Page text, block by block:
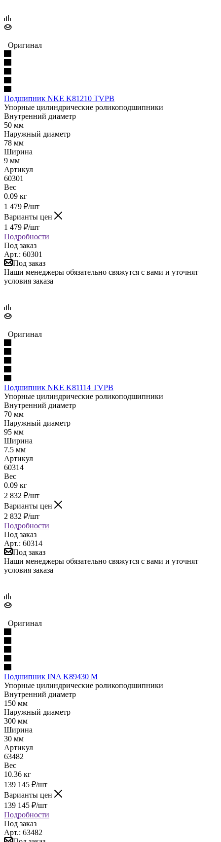
Оригинал
Подшипник NKE K81210 TVPB
Упорные цилиндрические роликоподшипники
Внутренний диаметр
50 мм
Наружный диаметр
78 мм
Ширина
9 мм
Артикул
60301
Вес
0.09 кг
1 479 ₽/шт
Варианты цен
1 479 ₽/шт
Подробности
Под заказ
Арт.: 60301
Под заказ
Наши менеджеры обязательно свяжутся с вами и уточнят
условия заказа
Оригинал
Подшипник NKE K81114 TVPB
Упорные цилиндрические роликоподшипники
Внутренний диаметр
70 мм
Наружный диаметр
95 мм
Ширина
7.5 мм
Артикул
60314
Вес
0.09 кг
2 832 ₽/шт
Варианты цен
2 832 ₽/шт
Подробности
Под заказ
Арт.: 60314
Под заказ
Наши менеджеры обязательно свяжутся с вами и уточнят
условия заказа
Оригинал
Подшипник INA K89430 M
Упорные цилиндрические роликоподшипники
Внутренний диаметр
150 мм
Наружный диаметр
300 мм
Ширина
30 мм
Артикул
63482
Вес
10.36 кг
139 145 ₽/шт
Варианты цен
139 145 ₽/шт
Подробности
Под заказ
Арт.: 63482